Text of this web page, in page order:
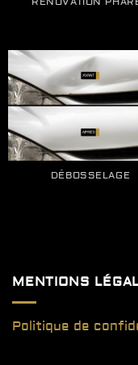
DÉBOSSELAGE
MENTIONS
Politique de